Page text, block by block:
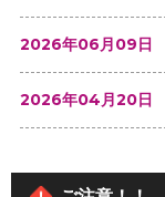
2026年06月09日
2026年04月20日